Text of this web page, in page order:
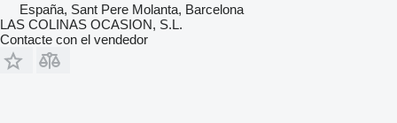
España, Sant Pere Molanta, Barcelona
LAS COLINAS OCASION, S.L.
Contacte con el vendedor